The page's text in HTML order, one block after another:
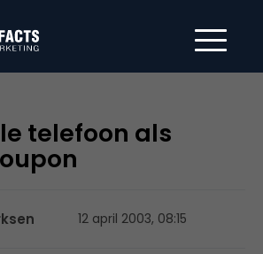
telefoon als
12 april 2003, 08:15